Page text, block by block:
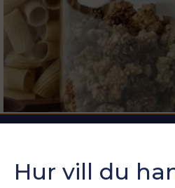
Hur vill du